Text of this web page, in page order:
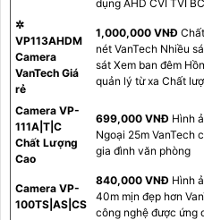
dụng AHD CVI TVI
✲
VP113AHDM
Camera
VanTech Giá
rẻ
1,000,000 VNĐ
nét VanTech Nhiều
sát Xem ban đêm
quản lý từ xa Chất
Camera VP-
111A|T|C
Chất Lượng
Cao
699,000 VNĐ Hình
Ngoại 25m VanTech
gia đình văn phòng
Camera VP-
100TS|AS|CS
840,000 VNĐ Hình
40m mịn đẹp hơn
công nghệ được ứng